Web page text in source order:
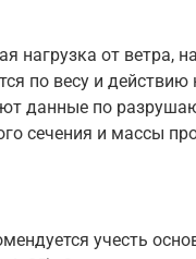
нагрузка от ветра,
по весу и действию
данные по
сечения и массы
учесть